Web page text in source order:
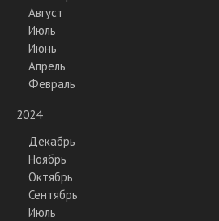
Август
Июль
Июнь
Апрель
Февраль
2024
Декабрь
Ноябрь
Октябрь
Сентябрь
Июль